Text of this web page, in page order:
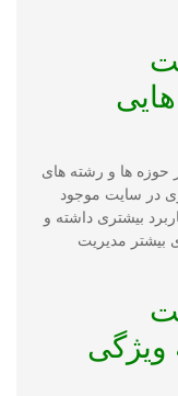
حوزه ها و رشته های
در سایت موجود
بیشتری داشته و
بیشتر مدیریت
ویژگی